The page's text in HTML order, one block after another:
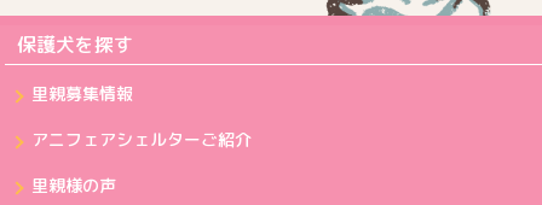
保護犬を探す
里親募集情報
アニフェアシェルターご紹介
里親様の声